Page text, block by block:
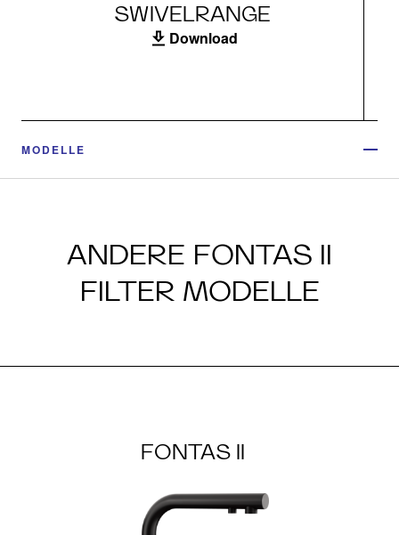
SWIVELRANGE
Download
MODELLE
ANDERE FONTAS II
FILTER MODELLE
FONTAS II